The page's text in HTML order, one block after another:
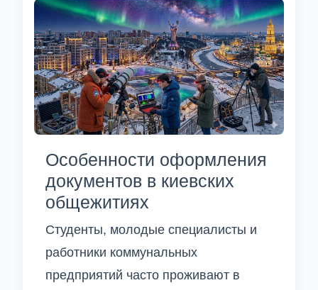
Особенности оформления
документов в киевских
общежитиях
Студенты, молодые специалисты и
работники коммунальных
предприятий часто проживают в